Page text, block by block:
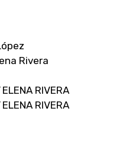
Rivera
RIVERA
RIVERA